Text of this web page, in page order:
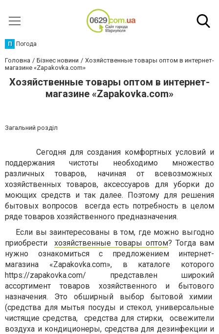
П Погода
Головна Бізнес новини
Хозяйственные товары оптом в интернет-
магазине «Zapakovka.com»
Хозяйственные товары оптом в интернет-
магазине «Zapakovka.com»
Загальний розділ
Сегодня для создания комфортных условий и
поддержания чистоты необходимо множество
различных товаров, начиная от всевозможных
хозяйственных товаров, аксессуаров для уборки до
моющих средств и так далее. Поэтому для решения
бытовых вопросов всегда есть потребность в целом
ряде товаров хозяйственного предназначения.
Если вы заинтересованы в том, где можно выгодно
приобрестихозяйственные товары оптом? Тогда вам
нужно ознакомиться с предложением интернет-
магазина «Zapakovka.com», в каталоге которого
https://zapakovka.com/ представлен широкий
ассортимент товаров хозяйственного и бытового
назначения. Это обширный выбор бытовой химии
(средства для мытья посуды и стекол, универсальные
чистящие средства, средства для стирки, освежители
воздуха и кондиционеры, средства для дезинфекции и